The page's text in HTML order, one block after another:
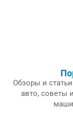
Обзоры и
авто, советы